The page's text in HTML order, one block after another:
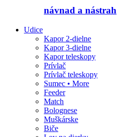
návnad a nástrah
Udice
Kapor 2-dielne
Kapor 3-dielne
Kapor teleskopy
Prívlač
Prívlač teleskopy
Sumec • More
Feeder
Match
Bolognese
Muškárske
Biče